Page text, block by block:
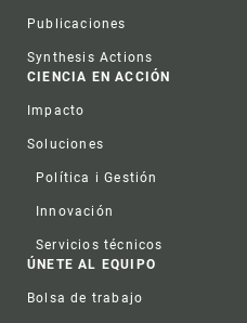
Publicaciones
Synthesis Actions
CIENCIA EN ACCIÓN
Impacto
Soluciones
Política i Gestión
Innovación
Servicios técnicos
ÚNETE AL EQUIPO
Bolsa de trabajo